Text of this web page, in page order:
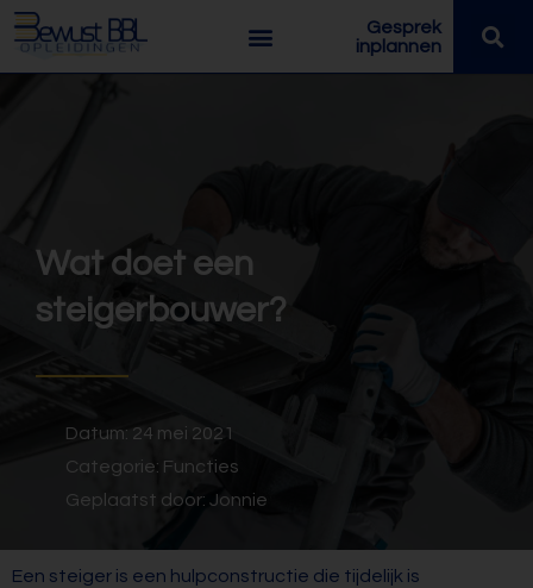
Gesprek
inplannen
Wat doet een
steigerbouwer?
Datum: 24 mei 2021
Categorie: Functies
Geplaatst door: Jonnie
Een steiger is een hulpconstructie die tijdelijk is